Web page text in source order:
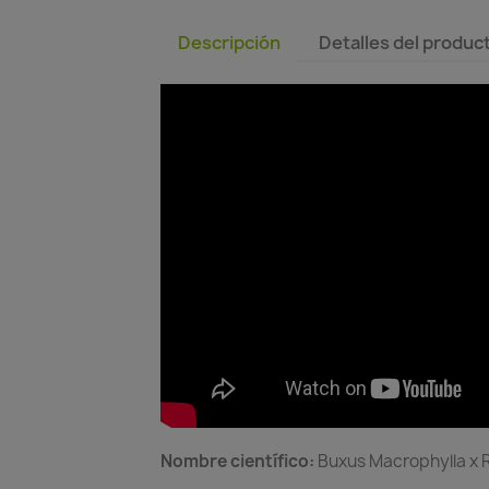
Descripción Detalles del
Nombre científico: Buxus Macrophylla x